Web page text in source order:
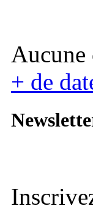
Aucune
+ de